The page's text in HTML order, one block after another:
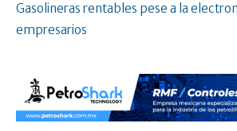
Gasolineras rentables pese a la
empresarios